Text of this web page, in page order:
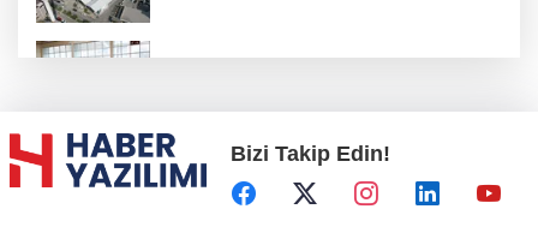
Başkent'in göletlerinde temizlik ve bakım
sürüyor
Bizi Takip Edin!